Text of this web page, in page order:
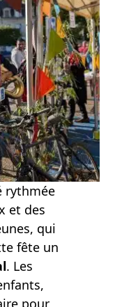
rythmée
et des
qui
fête un
. Les
pour